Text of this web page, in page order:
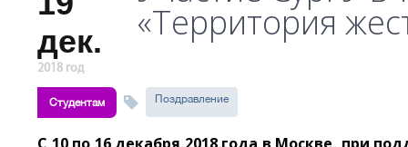
дек.
2018 год
«Территория
Студентам Поздравление